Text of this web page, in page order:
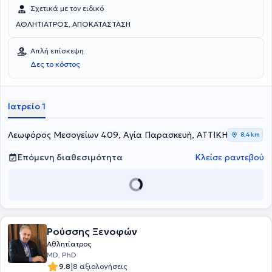
Σχετικά με τον ειδικό
ΑΘΛΗΤΙΑΤΡΟΣ, ΑΠΟΚΑΤΑΣΤΑΣΗ
Απλή επίσκεψη
Δες το κόστος
Ιατρείο 1
Λεωφόρος Μεσογείων 409, Αγία Παρασκευή, ΑΤΤΙΚΗ 8,4 km
Επόμενη διαθεσιμότητα Κλείσε ραντεβού
Ρούσσης Ξενοφών
Αθλητίατρος
MD, PhD
9.8|8 αξιολογήσεις